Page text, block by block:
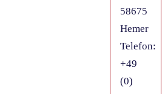
58675
Hemer
Telefon:
+49
(0)